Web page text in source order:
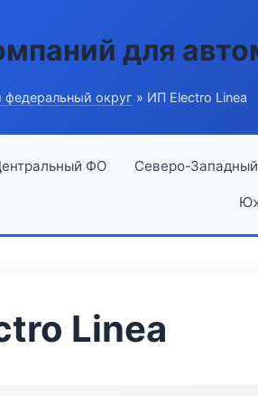
для
округ » ИП Electro Linea
ФО Северо-
Linea